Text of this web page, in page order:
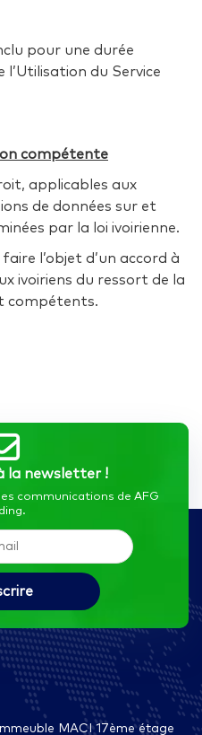
pour une durée
du Service
compétente
applicables aux
de données sur et
par la loi ivoirienne.
l’objet d’un accord à
ivoiriens du ressort de la
compétents.
la newsletter !
communications de AFG
MACI 17ème étage